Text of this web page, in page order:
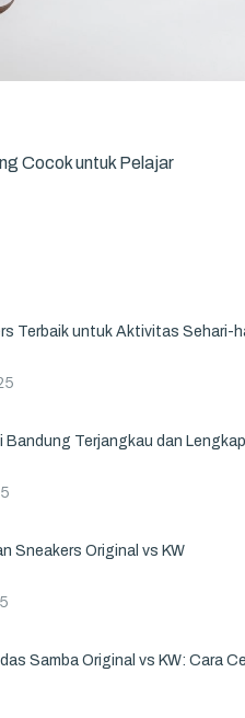
Cocok untuk Pelajar
Terbaik untuk Aktivitas Sehari-
Bandung Terjangkau dan Lengkap
Sneakers Original vs KW
Samba Original vs KW: Cara